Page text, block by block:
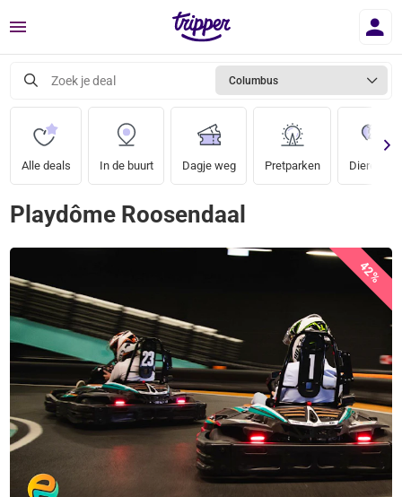
Menu
Zoek je deal Columbus
Alle deals In de buurt Dagje weg Pretparken Dierentuin
Playdôme Roosendaal
42%